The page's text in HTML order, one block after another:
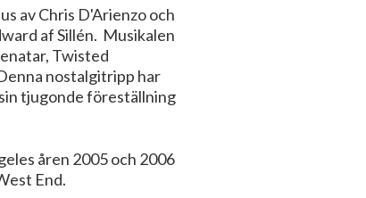
av Chris D'Arienzo och
af Sillén. Musikalen
Twisted
nostalgitripp har
tjugonde föreställning
åren 2005 och 2006
End.